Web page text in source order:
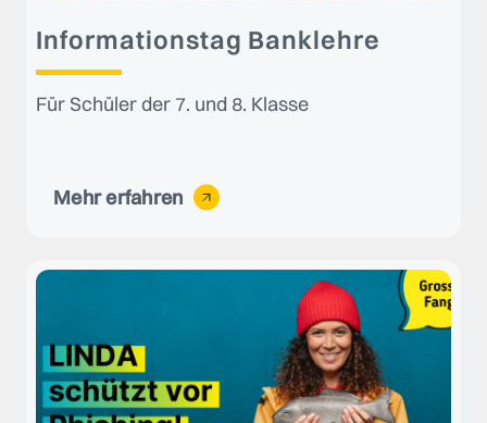
Informationstag Banklehre
Für Schüler der 7. und 8. Klasse
Mehr erfahren